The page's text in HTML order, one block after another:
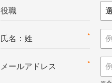
役職
*
氏名：姓
*
メールアドレス